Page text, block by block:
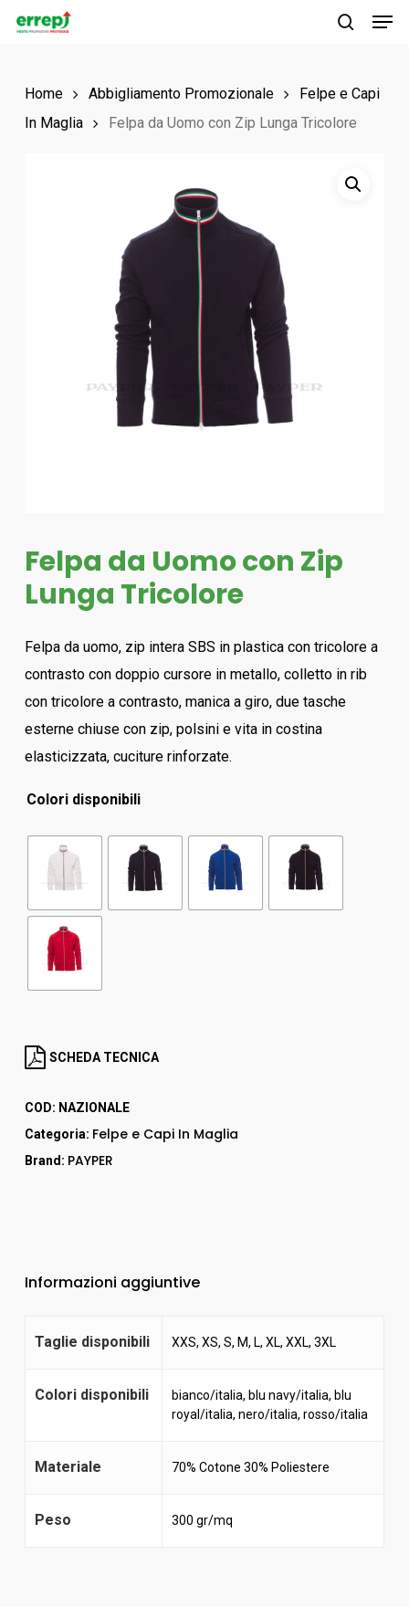
Skip
contentHome Abbigliamento Promozionale
Felpe e Capi
In Maglia
Felpa da Uomo con Zip Lunga Tricolore
Felpa da Uomo con Zip
Lunga Tricolore
Felpa da uomo, zip intera SBS in plastica con tricolore a
contrasto con doppio cursore in metallo, colletto in rib
con tricolore a contrasto, manica a giro, due tasche
esterne chiuse con zip, polsini e vita in costina
elasticizzata, cuciture rinforzate.
Colori disponibili
SCHEDA TECNICA
COD: NAZIONALE
Categoria: Felpe e Capi In Maglia
Brand: PAYPER
Informazioni aggiuntive
Taglie disponibili XXS, XS, S, M, L, XL, XXL, 3XL
Colori disponibili bianco/italia, blu navy/italia, blu
royal/italia, nero/italia, rosso/italia
Materiale 70% Cotone 30% Poliestere
Peso 300 gr/mq